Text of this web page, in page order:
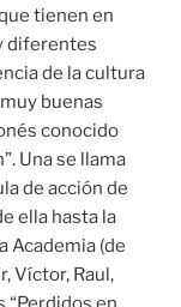
tienen en
diferentes
de la cultura
buenas
conocido
Una se llama
de acción de
ella hasta la
Academia (de
Víctor, Raul,